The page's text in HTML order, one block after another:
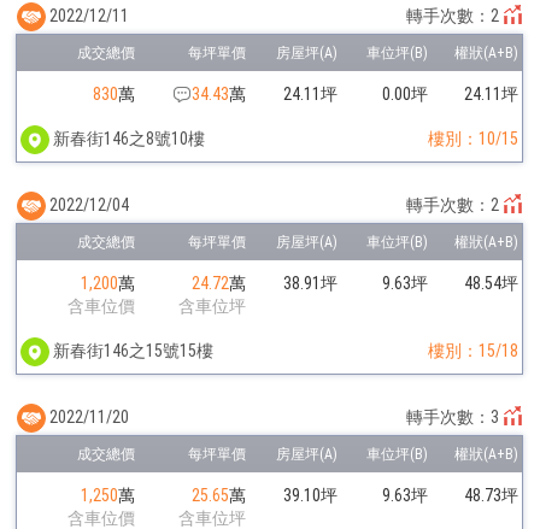
830萬 34.43萬 24.11坪 0.00坪 24.11坪
新春街146之8號10樓 樓別：10/15
2022/12/11 轉手次數：2
1,200萬
含車位價
24.72萬
含車位坪
38.91坪 9.63坪 48.54坪
新春街146之15號15樓 樓別：15/18
2022/12/04 轉手次數：2
1,250萬
含車位價
25.65萬
含車位坪
39.10坪 9.63坪 48.73坪
2022/11/20 轉手次數：3